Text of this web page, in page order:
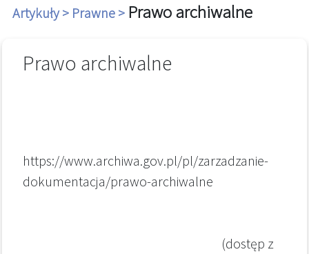
Artykuły > Prawne > Prawo archiwalne
Prawo archiwalne
https://www.archiwa.gov.pl/pl/zarzadzanie-
dokumentacja/prawo-archiwalne
(dostęp z